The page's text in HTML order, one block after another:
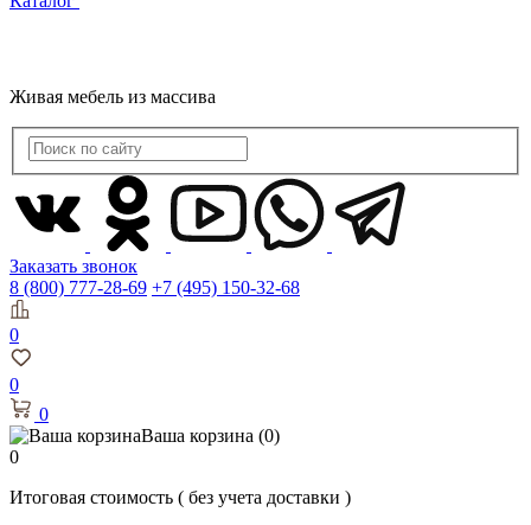
Живая мебель из массива
Заказать звонок
8 (800) 777-28-69 +7 (495) 150-32-68
0
0
0
Ваша корзина (0)
0
Итоговая стоимость ( без учета доставки )